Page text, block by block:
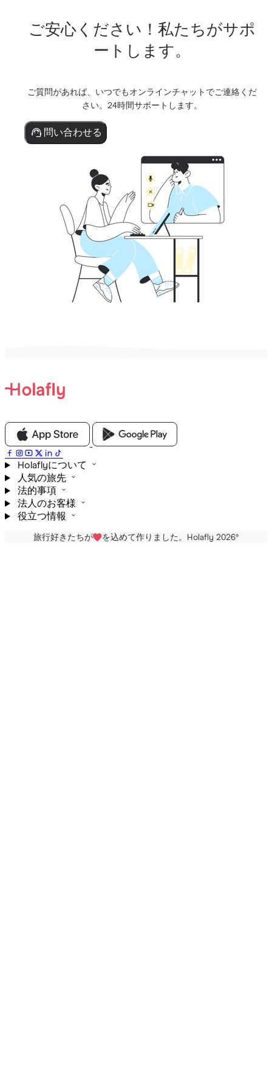
ご安心ください！私たちがサポ
ートします。
ご質問があれば、いつでもオンラインチャットでご連絡くだ
さい。24時間サポートします。
問い合わせる
Holaflyについて
人気の旅先
法的事項
法人のお客様
役立つ情報
旅行好きたちが を込めて作りました。Holafly 2026®